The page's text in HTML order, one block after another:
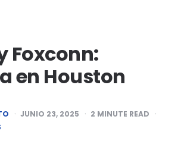
Foxconn:
en Houston
JUNIO 23, 2025 2 MINUTE READ